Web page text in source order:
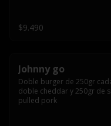
$9.490
Johnny go
Doble burger de 250gr
doble cheddar y 250gr de
pulled pork